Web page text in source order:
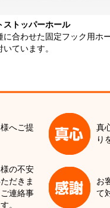
ストッパーホール
に合わせた固定フック用ホ
いています。
へご提
真
り
の不安
だきま
連絡事
。
お
て